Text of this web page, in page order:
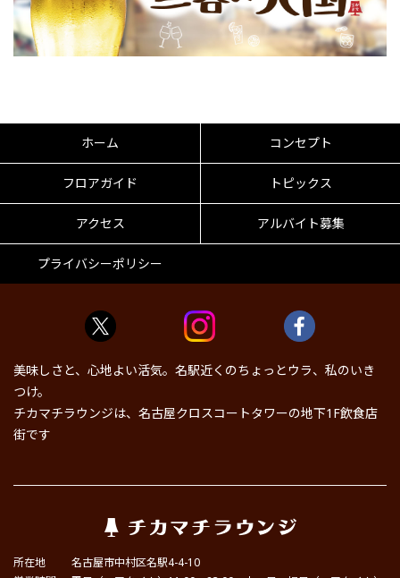
ホーム コンセプト
フロアガイド トピックス
アクセス アルバイト募集
プライバシーポリシー
美味しさと、心地よい活気。名駅近くのちょっとウラ、私のいき
つけ。
チカマチラウンジは、名古屋クロスコートタワーの地下1F飲食店
街です
所在地
名古屋市中村区名駅4-4-10